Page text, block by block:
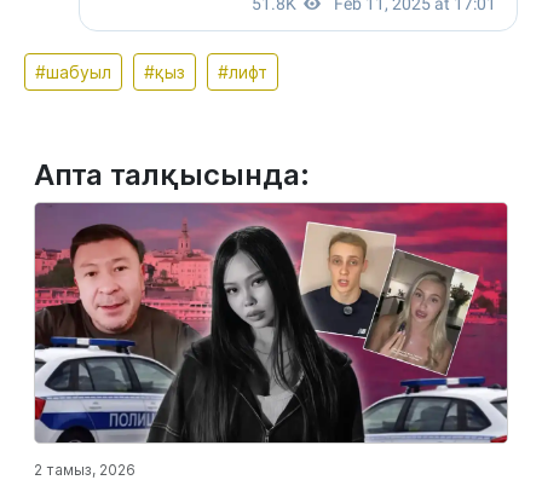
#шабуыл #қыз #лифт
Апта талқысында:
2 тамыз, 2026